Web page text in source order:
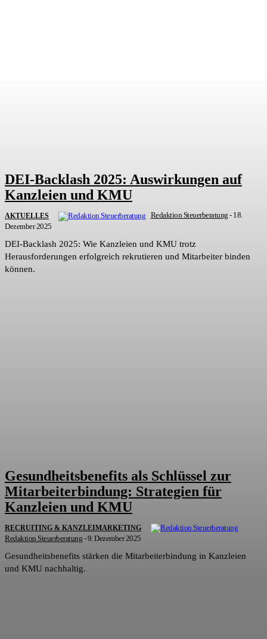
DEI-Backlash 2025: Auswirkungen auf
Kanzleien und KMU
AKTUELLES Redaktion Steuerberatung - 18.
Dezember 2025
DEI-Backlash 2025: Wie Kanzleien und KMU trotz
Herausforderungen erfolgreich rekrutieren und Mitarbeiter binden
können.
Gesundheitsbenefits als Schlüssel zur
Mitarbeiterbindung: Strategien für
Kanzleien und KMU
RECRUITING & KANZLEIMARKETING
Redaktion Steuerberatung - 9. Dezember 2025
Gesundheitsbenefits stärken die Mitarbeiterbindung in Kanzleien
und KMU nachhaltig.